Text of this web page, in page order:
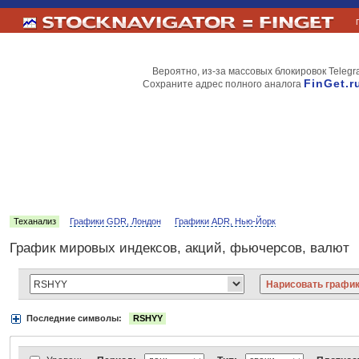
Вероятно, из-за массовых блокировок
Сохраните адрес полного аналога
Теханализ Графики GDR, Лондон Графики ADR, Нью-Йорк
График мировых индексов, акций, фьючерсов, валют
Последние символы:
RSHYY
АДР Нью-Йорк:
Вымпелком Газпром Газпромнефть Киви ЛУКойл